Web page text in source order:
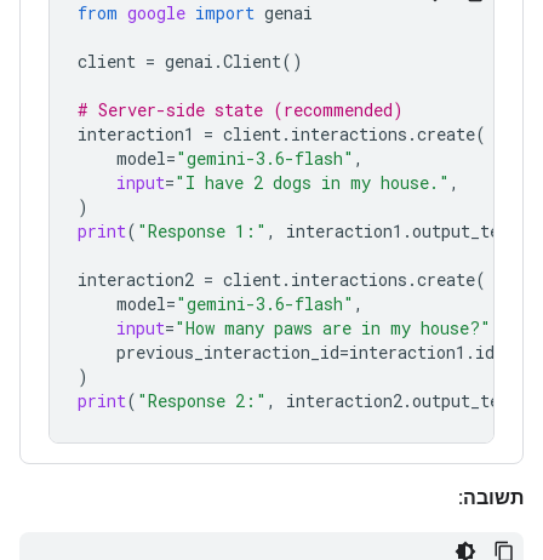
from google import genai
client = genai .Client()
# Server-side state (recommended)
interaction1
= client. interactions .create(
model="gemini-3.6-flash" ,
input="I have 2 dogs in my house." ,
)
print( "Response 1:" , interaction1 .output_text
interaction2 = client. interactions .create(
model="gemini-3.6-flash" ,
input="How many paws are in my house?"
previous_interaction_id=interaction1 . id
)
print( "Response 2:" , interaction2.output_text
תשובה: